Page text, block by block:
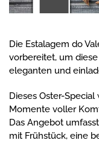
Die Estalagem do
vorbereitet, um
eleganten und
Dieses Oster-
Momente voller
Das Angebot
mit Frühstück, eine